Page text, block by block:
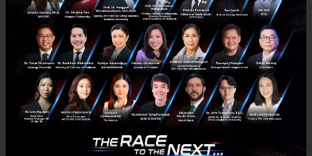
E-mail :contact@techsauce.co
Tel : 02-001-5375
Mobile : 06-4658-9500
Techsauce Media